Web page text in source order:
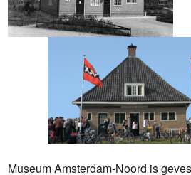
Museum Amsterdam-Noord is